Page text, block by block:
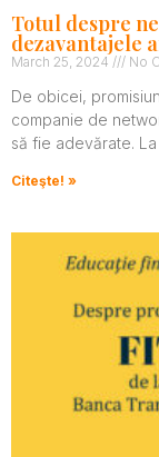
Totul despre
dezavantajele
March 25, 2024 No
De obicei,
companie de
să fie adevărate. La
Citeşte! »